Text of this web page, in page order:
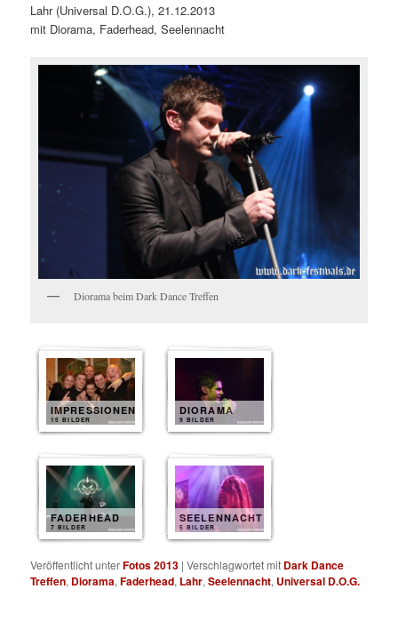
Lahr (Universal D.O.G.), 21.12.2013
mit Diorama, Faderhead, Seelennacht
Diorama beim Dark Dance Treffen
IMPRESSIONEN
15 BILDER
DIORAMA
9 BILDER
FADERHEAD
7 BILDER
SEELENNACHT
5 BILDER
Veröffentlicht unterFotos 2013 |Verschlagwortet mit Dark Dance
Treffen, Diorama,Faderhead, Lahr,Seelennacht, Universal D.O.G.